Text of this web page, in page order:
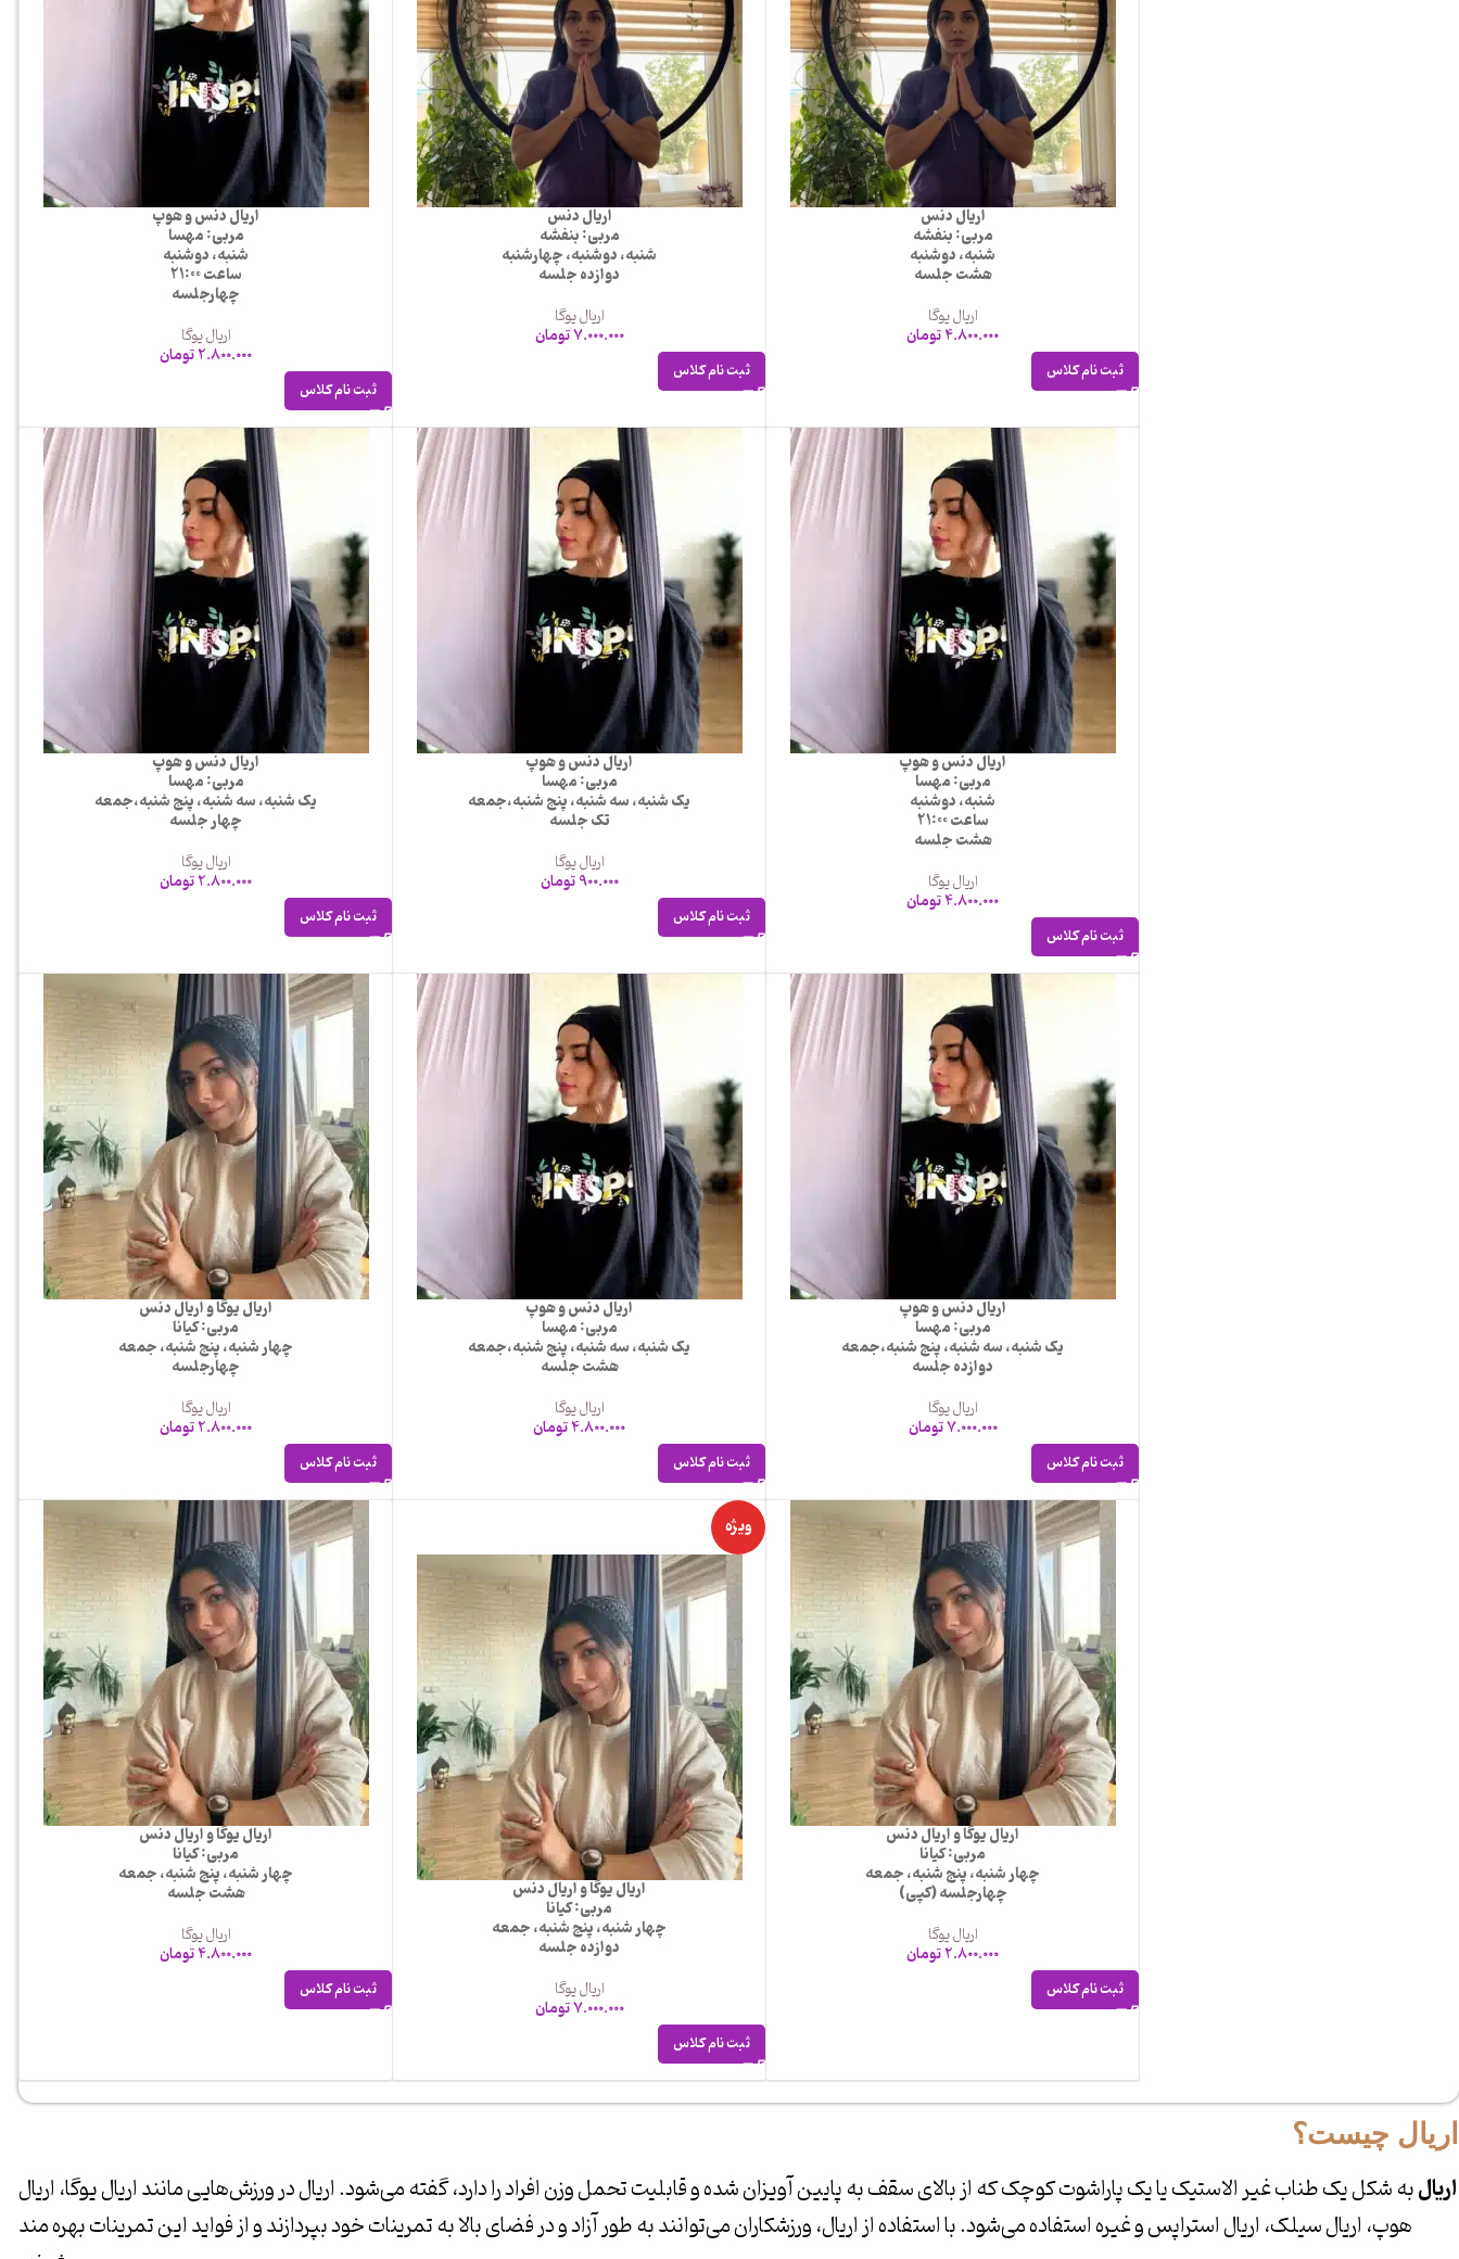
اریال دنس
مربی: بنفشه
شنبه، دوشنبه
هشت جلسه
اریال یوگا
4.800.000تومان
ثبت نام کلاس
اریال دنس
مربی: بنفشه
شنبه، دوشنبه، چهارشنبه
دوازده جلسه
اریال یوگا
7.000.000تومان
ثبت نام کلاس
اریال دنس و هوپ
مربی: مهسا
شنبه، دوشنبه
ساعت 21:00
چهارجلسه
اریال یوگا
2.800.000تومان
ثبت نام کلاس
اریال دنس و هوپ
مربی: مهسا
شنبه، دوشنبه
ساعت 21:00
هشت جلسه
اریال یوگا
4.800.000تومان
ثبت نام کلاس
اریال دنس و هوپ
مربی: مهسا
یک شنبه، سه شنبه، پنج شنبه،جمعه
تک جلسه
اریال یوگا
900.000تومان
ثبت نام کلاس
اریال دنس و هوپ
مربی: مهسا
یک شنبه، سه شنبه، پنج شنبه،جمعه
چهار جلسه
اریال یوگا
2.800.000تومان
ثبت نام کلاس
اریال دنس و هوپ
مربی: مهسا
یک شنبه، سه شنبه، پنج شنبه،جمعه
دوازده جلسه
اریال یوگا
7.000.000تومان
ثبت نام کلاس
اریال دنس و هوپ
مربی: مهسا
یک شنبه، سه شنبه، پنج شنبه،جمعه
هشت جلسه
اریال یوگا
4.800.000تومان
ثبت نام کلاس
اریال یوگا و اریال دنس
مربی: کیانا
چهار شنبه، پنج شنبه، جمعه
چهارجلسه
اریال یوگا
2.800.000تومان
ثبت نام کلاس
اریال یوگا و اریال دنس
مربی: کیانا
چهار شنبه، پنج شنبه، جمعه
چهارجلسه (کپی)
اریال یوگا
2.800.000تومان
ثبت نام کلاس
ویژه
اریال یوگا و اریال دنس
مربی: کیانا
چهار شنبه، پنج شنبه، جمعه
دوازده جلسه
اریال یوگا
7.000.000تومان
ثبت نام کلاس
اریال یوگا و اریال دنس
مربی: کیانا
چهار شنبه، پنج شنبه، جمعه
هشت جلسه
اریال یوگا
4.800.000تومان
ثبت نام کلاس
اریال چیست؟
اریالبه شکل یک طناب غیر الاستیک یا یک پاراشوت کوچک که از بالای سقف به پایین آویزان شده و قابلیت تحمل وزن افراد را دارد، گفته می‌شود. اریال در ورزش‌هایی مانند اریال یوگا، اریال
هوپ، اریال سیلک، اریال استراپس و غیره استفاده می‌شود. با استفاده از اریال، ورزشکاران می‌توانند به طور آزاد و در فضای بالا به تمرینات خود بپردازند و از فواید این تمرینات بهره مند